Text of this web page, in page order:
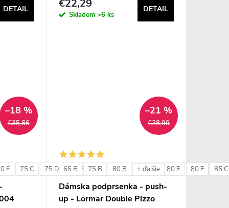
DETAIL €22,29
Skladom >6 ks
DETAIL
€35,86
–18 %
F 75 C 75 D 75 E 75 F 80 C 80 D 80 E 80 F 85 C
€28,99
–21 %
65 B 75 B 80 B + ďalšie
Dámska podprsenka - push-
up - Lormar Double Pizzo